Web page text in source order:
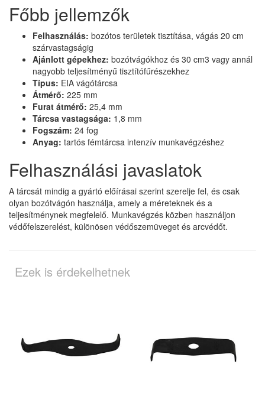
Főbb jellemzők
Felhasználás: bozótos területek tisztítása, vágás 20 cm
szárvastagságig
Ajánlott gépekhez: bozótvágókhoz és 30 cm3 vagy annál
nagyobb teljesítményű tisztítófűrészekhez
Típus: EIA vágótárcsa
Átmérő: 225 mm
Furat átmérő: 25,4 mm
Tárcsa vastagsága: 1,8 mm
Fogszám: 24 fog
Anyag: tartós fémtárcsa intenzív munkavégzéshez
Felhasználási javaslatok
A tárcsát mindig a gyártó előírásai szerint szerelje fel, és csak
olyan bozótvágón használja, amely a méreteknek és a
teljesítménynek megfelelő. Munkavégzés közben használjon
védőfelszerelést, különösen védőszemüveget és arcvédőt.
Ezek is érdekelhetnek